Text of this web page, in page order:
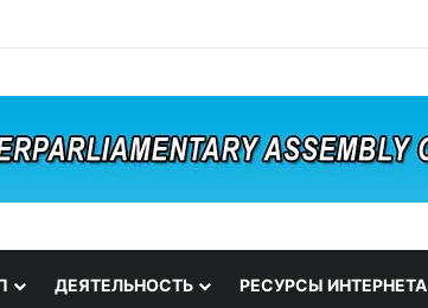
ДЕЯТЕЛЬНОСТЬ РЕСУРСЫ ИНТЕРНЕТА